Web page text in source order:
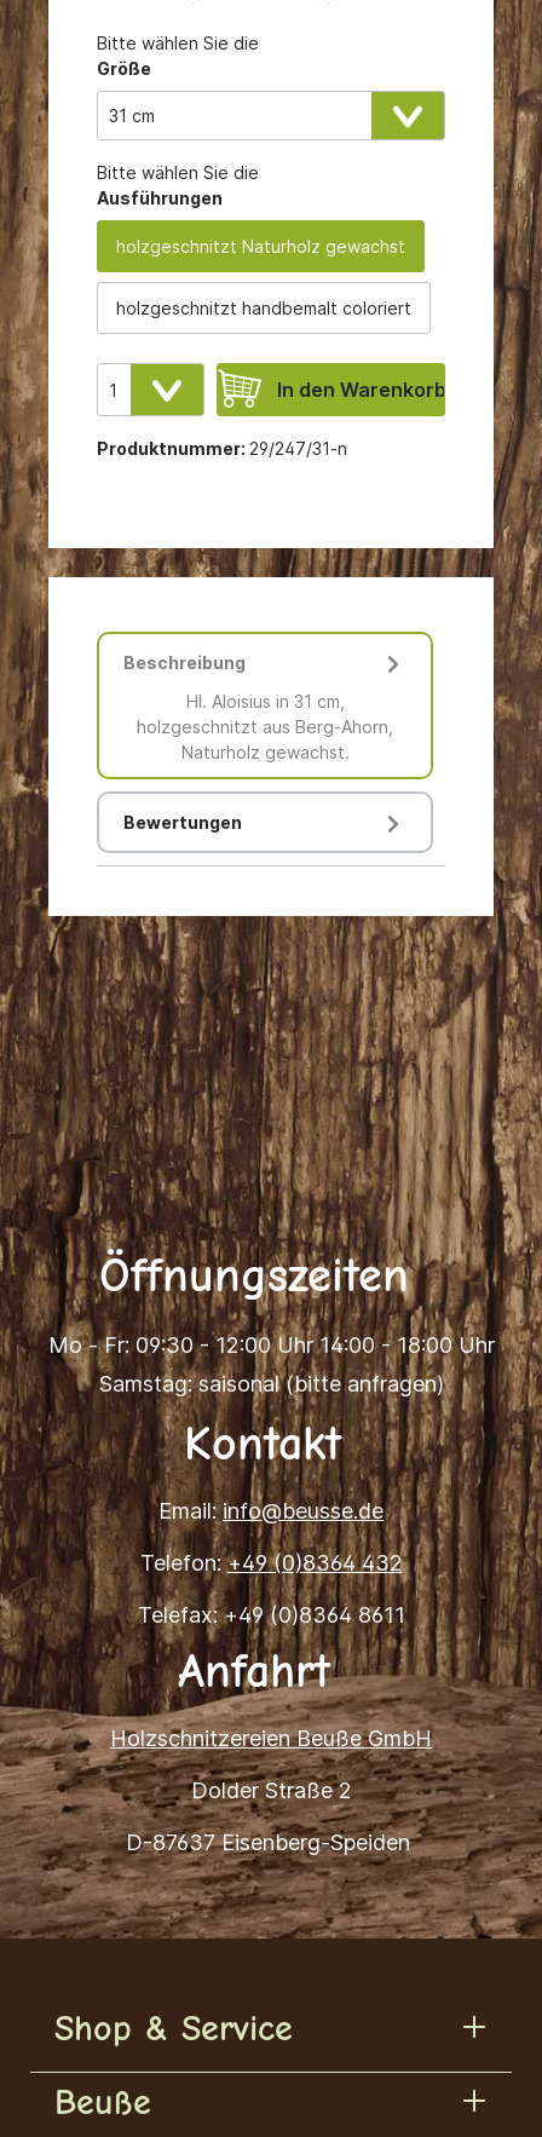
Bitte wählen Sie die
Größe
Bitte wählen Sie die
Ausführungen
holzgeschnitzt Naturholz gewachst
holzgeschnitzt handbemalt coloriert
In den Warenkorb
Produktnummer: 29/247/31-n
Beschreibung
Hl. Aloisius in 31 cm,
holzgeschnitzt aus Berg-Ahorn,
Naturholz gewachst.
Bewertungen
Öffnungszeiten
Mo - Fr: 09:30 - 12:00 Uhr 14:00 - 18:00 Uhr
Samstag: saisonal (bitte anfragen)
Kontakt
Email:info@beusse.de
Telefon:+49 (0)8364 432
Telefax: +49 (0)8364 8611
Anfahrt
Holzschnitzereien Beuße GmbH
Dolder Straße 2
D-87637 Eisenberg-Speiden
Shop & Service
Beuße